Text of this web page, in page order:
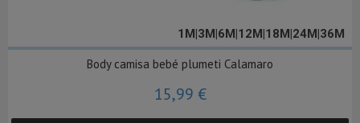
1M|3M|6M|12M|18M|24M|36M
Body camisa bebé plumeti Calamaro
15,99 €